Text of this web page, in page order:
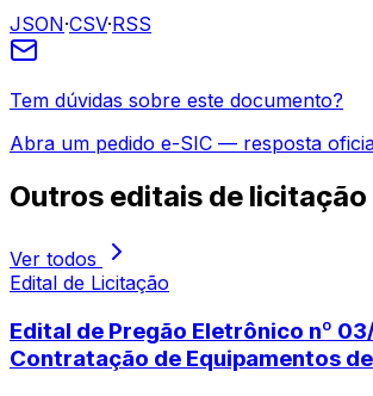
JSON·CSV·RSS
Tem dúvidas sobre este documento?
Abra um pedido e-SIC — resposta
Outros editais de licitação
Ver todos
Edital de Licitação
Edital de Pregão Eletrônico nº
Contratação de Equipamentos